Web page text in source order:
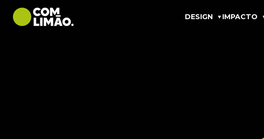
DESIGN IMPACTO